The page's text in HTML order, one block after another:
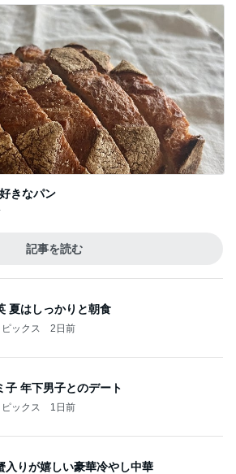
きなパン
記事を読む
夏はしっかりと朝食
ックス 2日前
子 年下男子とのデート
ックス 1日前
入りが嬉しい豪華冷やし中華